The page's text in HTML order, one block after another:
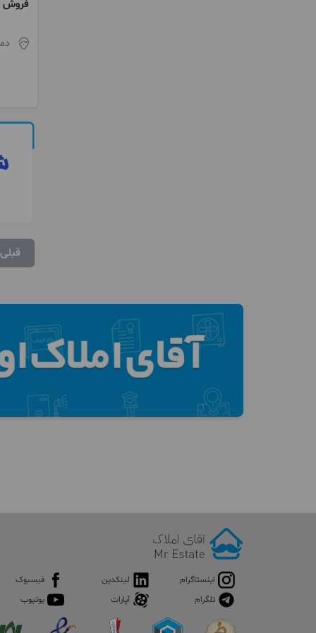
فروش
قبلی
اینستاگرام لینکدین
فیسبوک
تلگرام
آپارات یوتیوب